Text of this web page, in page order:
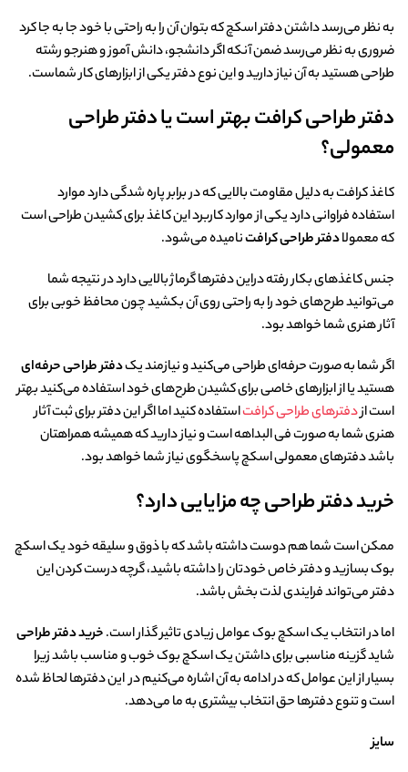
به نظر می‌رسد داشتن دفتر اسکچ که بتوان آن را به راحتی با خود جا به جا کرد
ضروری به نظر می‌رسد ضمن آنکه اگر دانشجو، دانش آموز و هنرجو رشته
طراحی هستید به آن نیاز دارید و این نوع دفتر یکی از ابزارهای کار شماست.
دفتر طراحی کرافت بهتر است یا دفتر طراحی
معمولی؟
کاغذ کرافت به دلیل مقاومت بالایی که در برابر پاره شدگی دارد موارد
استفاده فراوانی دارد یکی از موارد کاربرد این کاغذ برای کشیدن طراحی است
که معمولادفتر طراحی کرافتنامیده می‌شود.
جنس کاغذهای بکار رفته دراین دفترها گرماژ بالایی دارد در نتیجه شما
می‌توانید طرح‌های خود را به راحتی روی آن بکشید چون محافظ خوبی برای
آثار هنری شما خواهد بود.
اگر شما به صورت حرفه‌ای طراحی می‌کنید و نیازمند یکدفتر طراحی حرفه‌ای
هستید یا از ابزارهای خاصی برای کشیدن طرح‌های خود استفاده می‌کنید بهتر
است ازدفترهای طراحی کرافتاستفاده کنید اما اگر این دفتر برای ثبت آثار
هنری شما به صورت فی البداهه است و نیاز دارید که همیشه همراهتان
باشد دفترهای معمولی اسکچ پاسخگوی نیاز شما خواهد بود.
خرید دفتر طراحی چه مزایایی دارد؟
ممکن است شما هم دوست داشته باشد که با ذوق و سلیقه خود یک اسکچ
بوک بسازید و دفتر خاص خودتان را داشته باشید، گرچه درست کردن این
دفتر می‌تواند فرایندی لذت بخش باشد.
اما در انتخاب یک اسکچ بوک عوامل زیادی تاثیر گذار است.خرید دفتر طراحی
شاید گزینه مناسبی برای داشتن یک اسکچ بوک خوب و مناسب باشد زیرا
بسیار از این عوامل که در ادامه به آن اشاره می‌کنیم در این دفترها‌ لحاظ شده
است و تنوع دفترها حق انتخاب بیشتری به ما می‌دهد.
سایز